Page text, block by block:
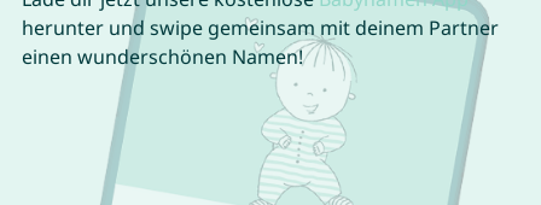
herunter und swipe gemeinsam mit deinem Partner
einen wunderschönen Namen!